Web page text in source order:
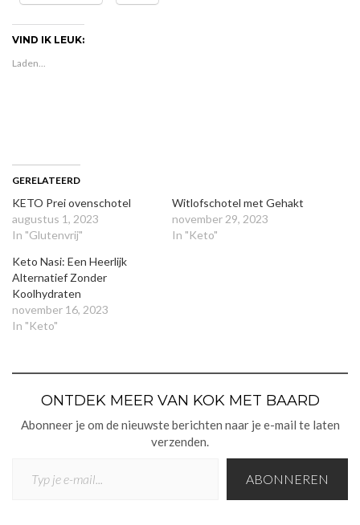
VIND IK LEUK:
Laden...
GERELATEERD
KETO Prei ovenschotel
augustus 1, 2023
In "Glutenvrij"
Witlofschotel met Gehakt
november 29, 2023
In "Keto"
Keto Nasi: Een Heerlijk
Alternatief Zonder
Koolhydraten
november 16, 2023
In "Keto"
ONTDEK MEER VAN KOK MET BAARD
Abonneer je om de nieuwste berichten naar je e-mail te laten
verzenden.
ABONNEREN